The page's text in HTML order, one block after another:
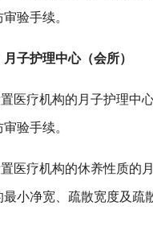
验手续。
月子护理中心（会所）
医疗机构的月子护理中
验手续。
医疗机构的休养性质的
最小净宽、疏散宽度及疏